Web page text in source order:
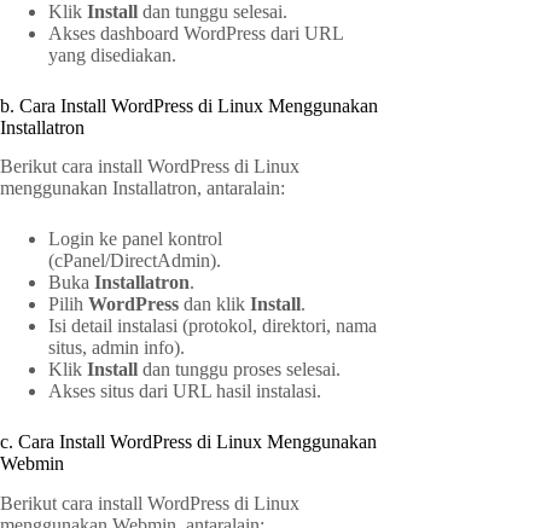
Klik Install dan tunggu selesai.
Akses dashboard WordPress dari URL
yang disediakan.
b. Cara Install WordPress di Linux Menggunakan
Installatron
Berikut cara install WordPress di Linux
menggunakan Installatron, antaralain:
Login ke panel kontrol
(cPanel/DirectAdmin).
Buka Installatron.
Pilih WordPress dan klik Install.
Isi detail instalasi (protokol, direktori, nama
situs, admin info).
Klik Install dan tunggu proses selesai.
Akses situs dari URL hasil instalasi.
c. Cara Install WordPress di Linux Menggunakan
Webmin
Berikut cara install WordPress di Linux